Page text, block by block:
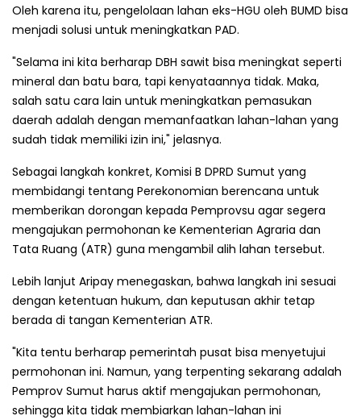
Oleh karena itu, pengelolaan lahan eks-HGU oleh BUMD bisa
menjadi solusi untuk meningkatkan PAD.
"Selama ini kita berharap DBH sawit bisa meningkat seperti
mineral dan batu bara, tapi kenyataannya tidak. Maka,
salah satu cara lain untuk meningkatkan pemasukan
daerah adalah dengan memanfaatkan lahan-lahan yang
sudah tidak memiliki izin ini," jelasnya.
Sebagai langkah konkret, Komisi B DPRD Sumut yang
membidangi tentang Perekonomian berencana untuk
memberikan dorongan kepada Pemprovsu agar segera
mengajukan permohonan ke Kementerian Agraria dan
Tata Ruang (ATR) guna mengambil alih lahan tersebut.
Lebih lanjut Aripay menegaskan, bahwa langkah ini sesuai
dengan ketentuan hukum, dan keputusan akhir tetap
berada di tangan Kementerian ATR.
"Kita tentu berharap pemerintah pusat bisa menyetujui
permohonan ini. Namun, yang terpenting sekarang adalah
Pemprov Sumut harus aktif mengajukan permohonan,
sehingga kita tidak membiarkan lahan-lahan ini